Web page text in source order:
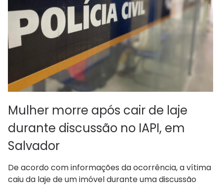
Mulher morre após cair de laje
durante discussão no IAPI, em
Salvador
De acordo com informações da ocorrência, a vítima
caiu da laje de um imóvel durante uma discussão